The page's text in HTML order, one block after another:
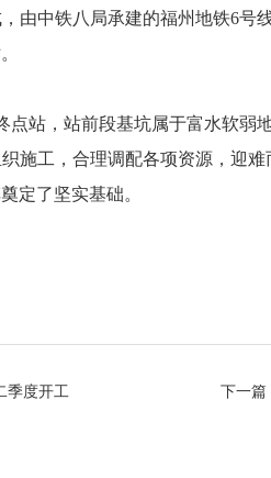
由中铁八局承建的福州地铁6号
站，站前段基坑属于富水软弱
施工，合理调配各项资源，迎
定了坚实基础。
季度开工 下一篇